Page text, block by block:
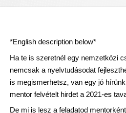
*English description below*
Ha te is szeretnél egy nemzetközi
nemcsak a nyelvtudásodat
is megismerhetsz, van egy jó
mentor felvételt hirdet a 2021-es
De mi is lesz a feladatod